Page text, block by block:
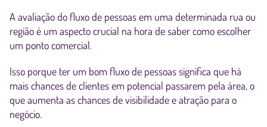
A avaliação do fluxo de pessoas em uma determinada rua ou
região é um aspecto crucial na hora de saber como escolher
um ponto comercial.
Isso porque ter um bom fluxo de pessoas significa que há
mais chances de clientes em potencial passarem pela área, o
que aumenta as chances de visibilidade e atração para o
negócio.